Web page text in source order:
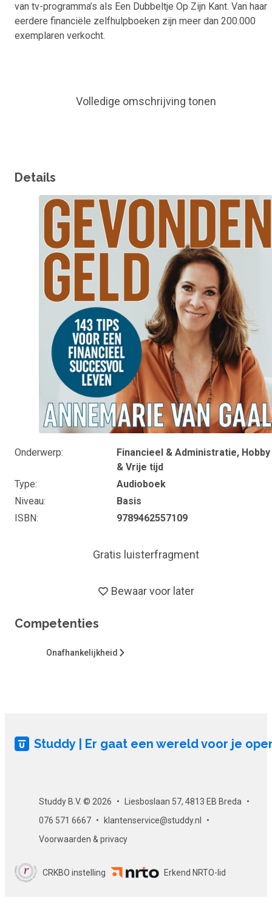
van tv-programma’s als Een Dubbeltje Op Zijn Kant. Van haar
eerdere financiële zelfhulpboeken zijn meer dan 200.000
exemplaren verkocht.
Volledige omschrijving tonen
Details
Omslagfoto
Onderwerp
Financieel & Administratie, Hobby
& Vrije tijd
Type
Audioboek
Niveau
Basis
ISBN
9789462557109
Gratis luisterfragment
Bewaar voor later
Competenties
Onafhankelijkheid
Studdy | Er gaat een wereld voor je
Studdy B.V. © 2026
Liesboslaan 57, 4813 EB Breda
076 571 6667
klantenservice@studdy.nl
Voorwaarden & privacy
CRKBO instelling Erkend NRTO-lid